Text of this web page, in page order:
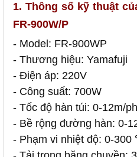
1. Thông số kỹ thuật
FR-900W/P
- Model: FR-900WP
- Thương hiệu: Yamafuji
- Điện áp: 220V
- Công suất: 700W
- Tốc độ hàn túi: 0-12m/
- Bề rộng đường hàn: 0-
- Phạm vi nhiệt độ: 0-